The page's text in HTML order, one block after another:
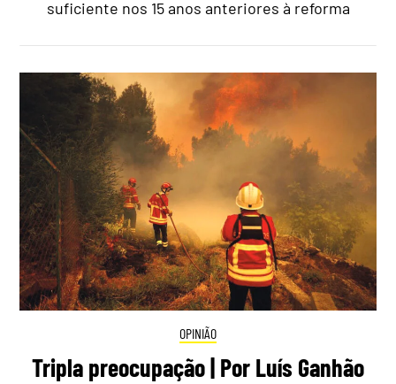
suficiente nos 15 anos anteriores à reforma
OPINIÃO
Tripla preocupação | Por Luís Ganhão